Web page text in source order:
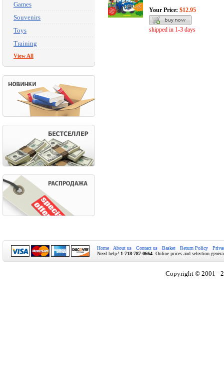
Games
Souvenirs
Toys
Training
View All
Your Price: $12.95
shipped in 1-3 days
Home About us Contact us Basket Return Policy
Need help? 1-718-787-0664 . Online prices and selection
Copyright © 2001 -